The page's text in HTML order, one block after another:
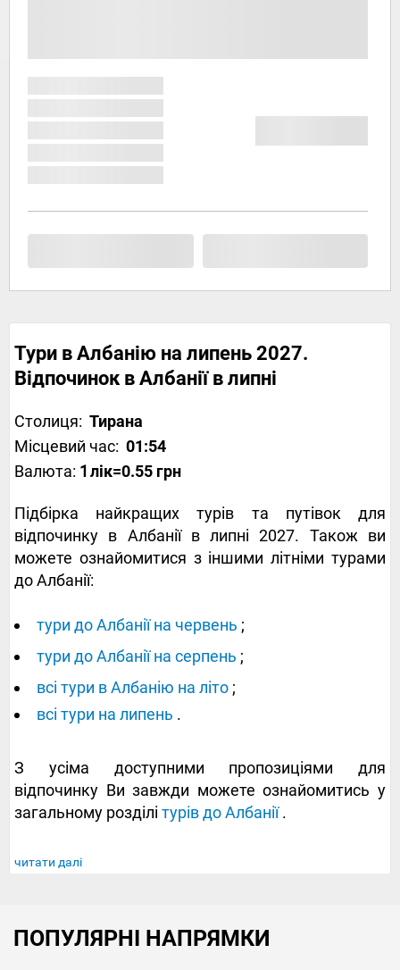
Тури в Албанію на липень 2027.
Відпочинок в Албанії в липні
Столиця: Тирана
Місцевий час: 01:54
Валюта: 1 лік=0.55 грн
Підбірка найкращих турів та путівок для
відпочинку в Албанії в липні 2027. Також ви
можете ознайомитися з іншими літніми турами
до Албанії:
тури до Албанії на червень ;
тури до Албанії на серпень ;
всі тури в Албанію на літо ;
всі тури на липень .
З усіма доступними пропозиціями для
відпочинку Ви завжди можете ознайомитись у
загальному розділі турів до Албанії.
читати далі
ПОПУЛЯРНІ НАПРЯМКИ